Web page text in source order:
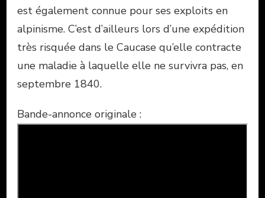
est également connue pour ses exploits en
alpinisme. C’est d’ailleurs lors d’une expédition
très risquée dans le Caucase qu’elle contracte
une maladie à laquelle elle ne survivra pas, en
septembre 1840.
Bande-annonce originale :